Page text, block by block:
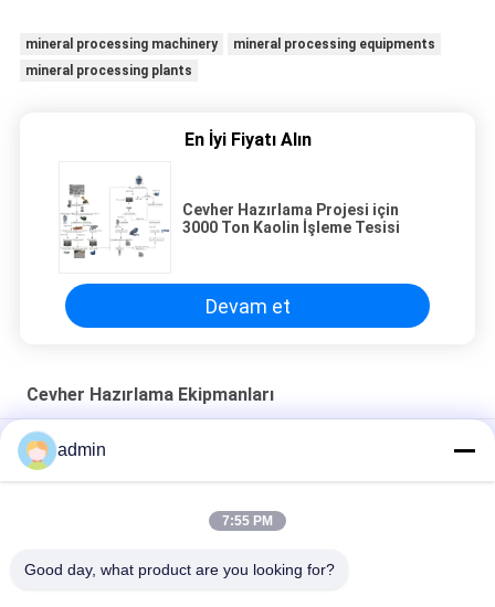
mineral processing machinery
mineral processing equipments
mineral processing plants
En İyi Fiyatı Alın
Cevher Hazırlama Projesi için
3000 Ton Kaolin İşleme Tesisi
Devam et
Cevher Hazırlama Ekipmanları
Uygulamasını kolaylaştırmak için aynı manyetik alan dağılımına
sahip plaka manyetik ayırıcı
Performanslı Mineral İşleme Tesisi Tasarımı
admin
7:55 PM
Good day, what product are you looking for?